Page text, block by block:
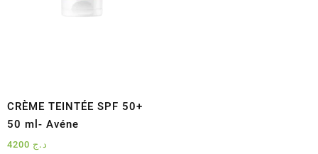
CRÈME TEINTÉE SPF 50+
50 ml- Avéne
د.ج